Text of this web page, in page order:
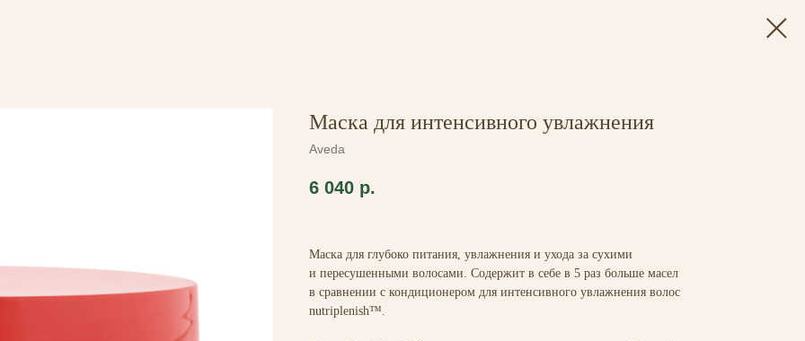
Маска для интенсивного увлажнения
Aveda
6 040 р.
Маска для глубоко питания, увлажнения и ухода за сухими
и пересушенными волосами. Содержит в себе в 5 раз больше масел
в сравнении с кондиционером для интенсивного увлажнения волос
nutriplenish™.